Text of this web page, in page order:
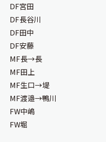
DF宮田
DF長谷川
DF田中
DF安藤
MF長→長
MF田上
MF生口→堤
MF渡邉→鴨川
FW中嶋
FW堀